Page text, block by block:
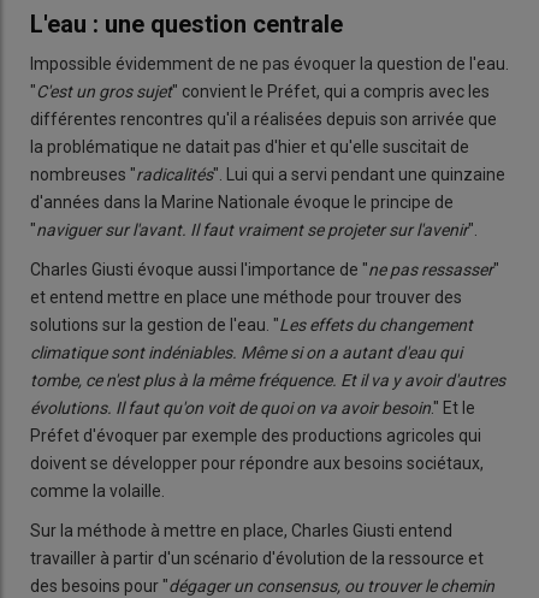
L'eau : une question centrale
Impossible évidemment de ne pas évoquer la question de l'eau.
"C'est un gros sujet" convient le Préfet, qui a compris avec les
différentes rencontres qu'il a réalisées depuis son arrivée que
la problématique ne datait pas d'hier et qu'elle suscitait de
nombreuses "radicalités". Lui qui a servi pendant une quinzaine
d'années dans la Marine Nationale évoque le principe de
"naviguer sur l'avant. Il faut vraiment se projeter sur l'avenir".
Charles Giusti évoque aussi l'importance de "ne pas ressasser"
et entend mettre en place une méthode pour trouver des
solutions sur la gestion de l'eau. "Les effets du changement
climatique sont indéniables. Même si on a autant d'eau qui
tombe, ce n'est plus à la même fréquence. Et il va y avoir d'autres
évolutions. Il faut qu'on voit de quoi on va avoir besoin." Et le
Préfet d'évoquer par exemple des productions agricoles qui
doivent se développer pour répondre aux besoins sociétaux,
comme la volaille.
Sur la méthode à mettre en place, Charles Giusti entend
travailler à partir d'un scénario d'évolution de la ressource et
des besoins pour "dégager un consensus, ou trouver le chemin